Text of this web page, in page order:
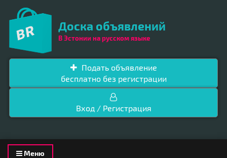
Доска объявлений
В Эстонии на русском языке
Подать объявление
бесплатно без регистрации
Вход / Регистрация
ToggleМеню